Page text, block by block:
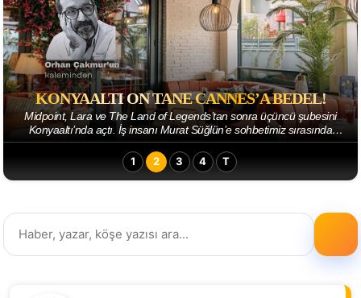
KONYAALTI ON TANE CANNES’A BEDEL!
Midpoint, Lara ve The Land of Legends’tan sonra üçüncü şubesini
Konyaaltı’nda açtı. İş insanı Murat Süğlün’e sohbetimiz sırasında
“ekonomideki belirsizlikler...
1
2 3 4 T